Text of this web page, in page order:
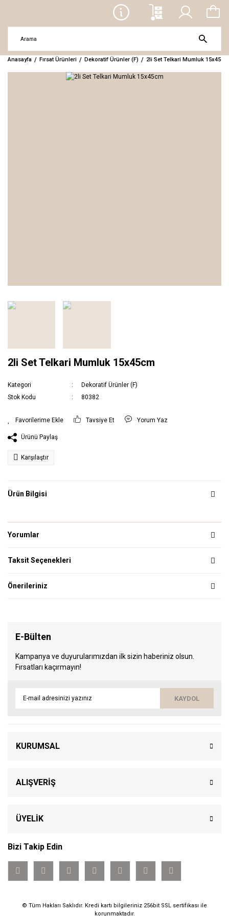
Anasayfa Fırsat Ürünleri Dekoratif Ürünler (F) 2li Set Telkari Mumluk 15x45cm
2li Set Telkari Mumluk 15x45cm
Kategori
Dekoratif Ürünler (F)
Stok Kodu
80382
Tavsiye Et Yorum Yaz
Ürünü Paylaş
Karşılaştır
Ürün Bilgisi
Yorumlar
Taksit Seçenekleri
Önerileriniz
E-Bülten
Kampanya ve duyurularımızdan ilk sizin haberiniz olsun.
Fırsatları kaçırmayın!
KAYDOL
KURUMSAL
ALIŞVERİŞ
ÜYELİK
Bizi Takip Edin
© Tüm Hakları Saklıdır. Kredi kartı bilgileriniz 256bit SSL sertifikası ile
korunmaktadır.